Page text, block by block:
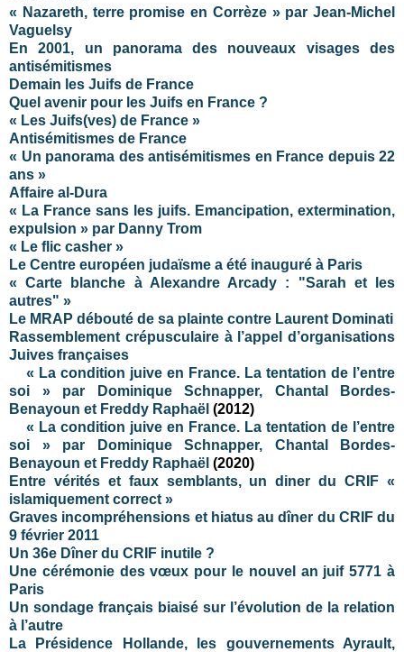
« Nazareth, terre promise en Corrèze » par Jean-Michel
Vaguelsy
En 2001, un panorama des nouveaux visages des
antisémitismes
Demain les Juifs de France
Quel avenir pour les Juifs en France ?
« Les Juifs(ves) de France »
Antisémitismes de France
« Un panorama des antisémitismes en France depuis 22
ans »
Affaire al-Dura
« La France sans les juifs. Emancipation, extermination,
expulsion » par Danny Trom
« Le flic casher »
Le Centre européen judaïsme a été inauguré à Paris
« Carte blanche à Alexandre Arcady : "Sarah et les
autres" »
Le MRAP débouté de sa plainte contre Laurent Dominati
Rassemblement crépusculaire à l’appel d’organisations
Juives françaises
« La condition juive en France. La tentation de l’entre
soi » par Dominique Schnapper, Chantal Bordes-
Benayoun et Freddy Raphaël (2012)
« La condition juive en France. La tentation de l’entre
soi » par Dominique Schnapper, Chantal Bordes-
Benayoun et Freddy Raphaël (2020)
Entre vérités et faux semblants, un diner du CRIF «
islamiquement correct »
Graves incompréhensions et hiatus au dîner du CRIF du
9 février 2011
Un 36e Dîner du CRIF inutile ?
Une cérémonie des vœux pour le nouvel an juif 5771 à
Paris
Un sondage français biaisé sur l’évolution de la relation
à l’autre
La Présidence Hollande, les gouvernements Ayrault,